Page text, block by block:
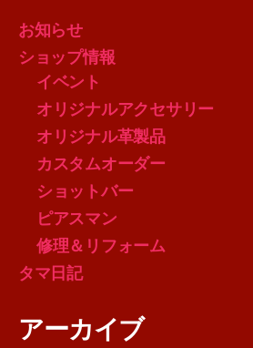
お知らせ
ショップ情報
イベント
オリジナルアクセサリー
オリジナル革製品
カスタムオーダー
ショットバー
ピアスマン
修理＆リフォーム
タマ日記
アーカイブ